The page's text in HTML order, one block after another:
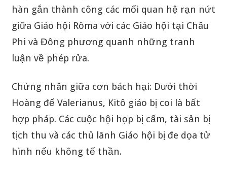
hàn gắn thành công các mối quan hệ rạn nứt
giữa Giáo hội Rôma với các Giáo hội tại Châu
Phi và Đông phương quanh những tranh
luận về phép rửa.
Chứng nhân giữa cơn bách hại: Dưới thời
Hoàng đế Valerianus, Kitô giáo bị coi là bất
hợp pháp. Các cuộc hội họp bị cấm, tài sản bị
tịch thu và các thủ lãnh Giáo hội bị đe dọa tử
hình nếu không tế thần.